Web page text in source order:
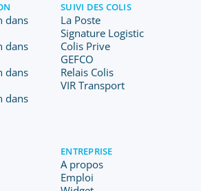
dans
dans
dans
dans
SUIVI DES COLIS
La Poste
Signature Logistic
Colis Prive
GEFCO
Relais Colis
VIR Transport
ENTREPRISE
A propos
Emploi